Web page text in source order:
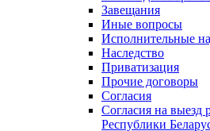
Завещания
Иные вопросы
Исполнительные
Наследство
Приватизация
Прочие договоры
Согласия
Согласия на выезд
Республики